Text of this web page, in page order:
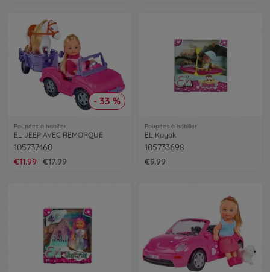
- 33 %
Poupées à habiller
EL JEEP AVEC REMORQUE
105737460
€11.99
€17.99
Poupées à habiller
EL Kayak
105733698
€9.99